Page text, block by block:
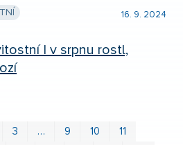
16. 9. 2024
I v srpnu rostl,
3 … 9 10
11